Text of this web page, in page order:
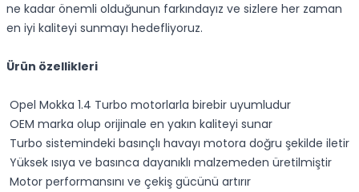
ne kadar önemli olduğunun farkındayız ve sizlere her zaman
en iyi kaliteyi sunmayı hedefliyoruz.
Ürün özellikleri
Opel Mokka 1.4 Turbo motorlarla birebir uyumludur
OEM marka olup orijinale en yakın kaliteyi sunar
Turbo sistemindeki basınçlı havayı motora doğru şekilde iletir
Yüksek ısıya ve basınca dayanıklı malzemeden üretilmiştir
Motor performansını ve çekiş gücünü artırır